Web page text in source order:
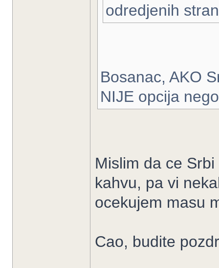
odredjenih
Bosanac, AKO
NIJE opcija
Mislim da ce
kahvu, pa vi
ocekujem masu
Cao, budite